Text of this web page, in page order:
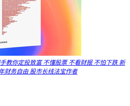
教你定投致富 不懂股票 不看财报 不怕下跌 新
财务自由 股市长线法宝作者